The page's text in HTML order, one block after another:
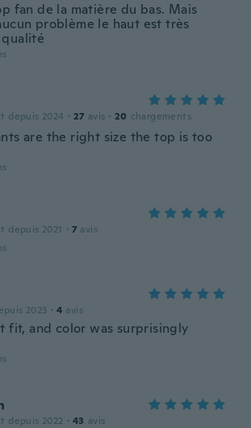
fan de la matière du bas. Mais
problème le haut est très
depuis 2024 · 27 avis · 20 chargements
are the right size the top is too
depuis 2021 · 7 avis
2023 · 4 avis
fit, and color was surprisingly
depuis 2022 · 43 avis